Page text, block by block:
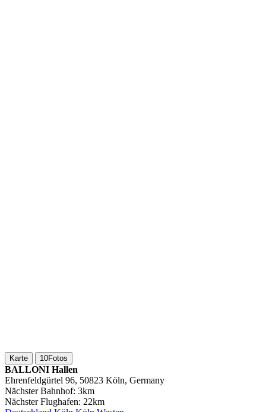
Karte 10Fotos
BALLONI Hallen
Ehrenfeldgürtel 96, 50823 Köln, Germany
Nächster Bahnhof: 3km
Nächster Flughafen: 22km